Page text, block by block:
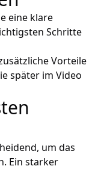
eine klare
Schritte
Vorteile
später im Video
um das
Ein starker